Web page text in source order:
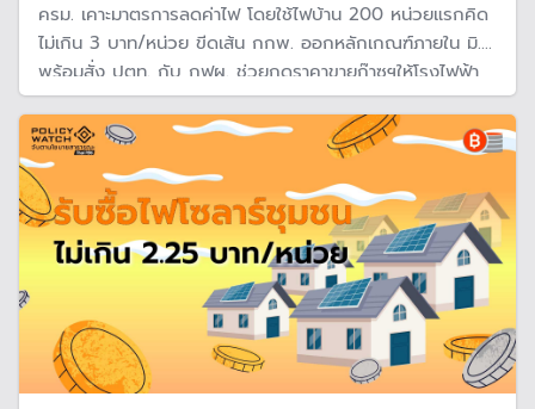
ครม. เคาะมาตรการลดค่าไฟ โดยใช้ไฟบ้าน 200 หน่วยแรกคิด
ไม่เกิน 3 บาท/หน่วย ขีดเส้น กกพ. ออกหลักเกณฑ์ภายใน มิ.ย.
พร้อมสั่ง ปตท. กับ กฟผ. ช่วยกดราคาขายก๊าซฯให้โรงไฟฟ้า
เพื่อพยุงค่าไฟ พ.ค.-ส.ค. และให้เก็บคืนปี 70